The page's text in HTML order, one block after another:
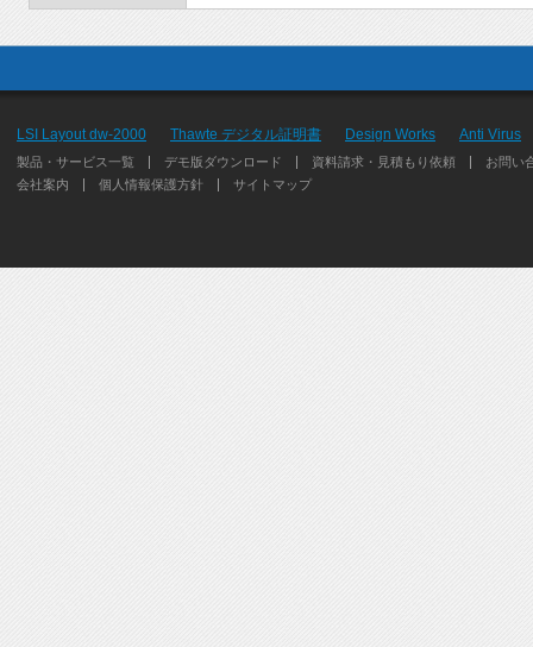
LSI Layout dw-2000 Thawte デジタル証明書 Design Works Anti Virus
製品・サービス一覧 デモ版ダウンロード 資料請求・見積もり依頼
お問い
会社案内
個人情報保護方針 サイトマップ